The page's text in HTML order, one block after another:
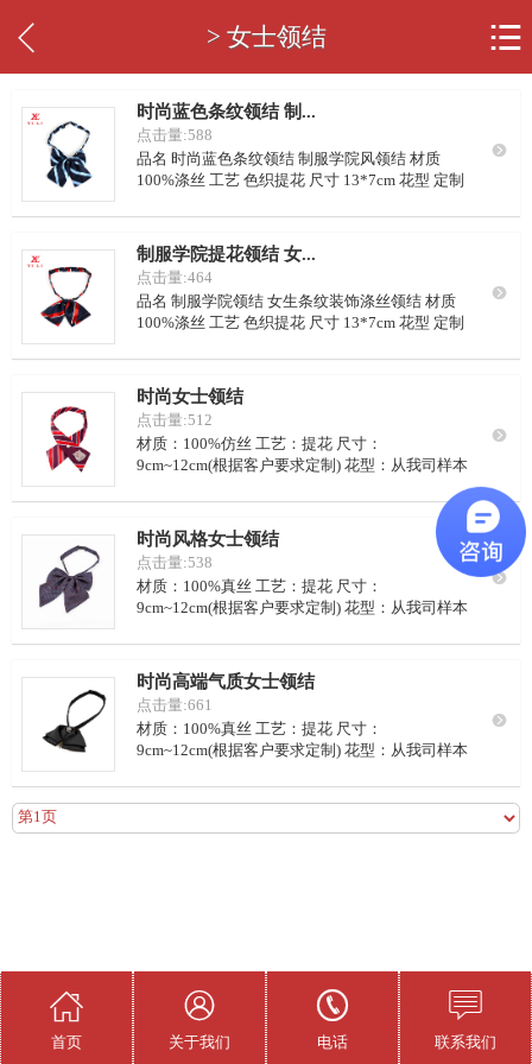
 > 女士领结 
时尚蓝色条纹领结 制...
点击量:588
品名 时尚蓝色条纹领结 制服学院风领结 材质
100%涤丝 工艺 色织提花 尺寸 13*7cm 花型 定制
从我司样本挑选，或自定义配色 里布 藏青点子，
或自定义要求 起订量 100个/色

制服学院提花领结 女...
点击量:464
品名 制服学院领结 女生条纹装饰涤丝领结 材质
100%涤丝 工艺 色织提花 尺寸 13*7cm 花型 定制
从我司样本挑选，或自定义配色 里布 藏青点子，
或自定义要求 起订量 100个/色

时尚女士领结
点击量:512
材质：100%仿丝 工艺：提花 尺寸：
9cm~12cm(根据客户要求定制) 花型：从我司样本
颜色：从我司样本挑选或客户自行配色 包装：
OPP袋包装，300~500个/箱 请定量：同尺寸同花
型配色100个/色

时尚风格女士领结
点击量:538
材质：100%真丝 工艺：提花 尺寸：
9cm~12cm(根据客户要求定制) 花型：从我司样本
颜色：从我司样本挑选或客户自行配色 包装：
OPP袋包装，300~500个/箱 请定量：同尺寸同花
型配色100个/色

时尚高端气质女士领结
点击量:661
材质：100%真丝 工艺：提花 尺寸：
9cm~12cm(根据客户要求定制) 花型：从我司样本
颜色：从我司样本挑选或客户自行配色 包装：
型配色100个/色


首页

关于我们

电话

联系我们